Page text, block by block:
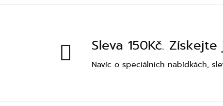
Sleva 150Kč.
Navíc o speciálních nabídkách,